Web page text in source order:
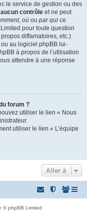
le service de gestion ou des
contrôle et ne peut
, où ou par qui ce
pour toute question
diffamatoires, etc.)
au logiciel phpBB lui-
à propos de l’utilisation
attendre à une réponse
forum ?
utiliser le lien « Nous
utiliser le lien « L’équipe
Aller à
© phpBB Limited